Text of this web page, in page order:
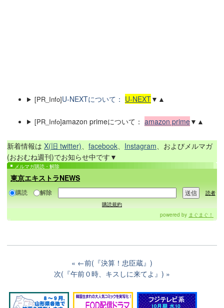
[PR_Info]U-NEXTについて： U-NEXT▼▲
[PR_Info]amazon primeについて： amazon prime▼▲
新着情報は X(旧 twitter) facebook Instagram 、およびメルマガ
(おおむね週刊)でお知らせ中です▼
メルマガ購読・解除
東京エキストラNEWS
購読 解除
読者
購読規約
powered by まぐまぐ！
←前(『決算！忠臣蔵』)
次(『午前０時、キスしに来てよ』)